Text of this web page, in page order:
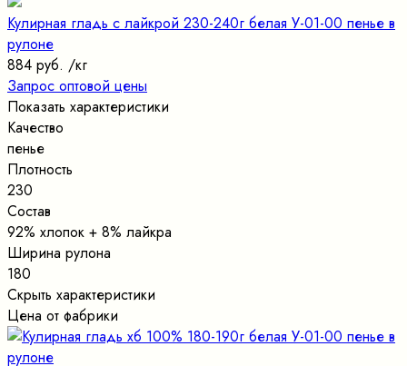
Кулирная гладь с лайкрой 230-240г белая У-01-00 пенье в
рулоне
884 руб. /кг
Запрос оптовой цены
Показать характеристики
Качество
пенье
Плотность
230
Состав
92% хлопок + 8% лайкра
Ширина рулона
180
Скрыть характеристики
Цена от фабрики